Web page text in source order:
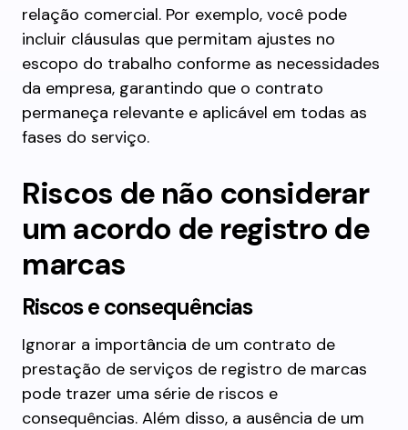
relação comercial. Por exemplo, você pode
incluir cláusulas que permitam ajustes no
escopo do trabalho conforme as necessidades
da empresa, garantindo que o contrato
permaneça relevante e aplicável em todas as
fases do serviço.
Riscos de não considerar
um acordo de registro de
marcas
Riscos e consequências
Ignorar a importância de um contrato de
prestação de serviços de registro de marcas
pode trazer uma série de riscos e
consequências. Além disso, a ausência de um